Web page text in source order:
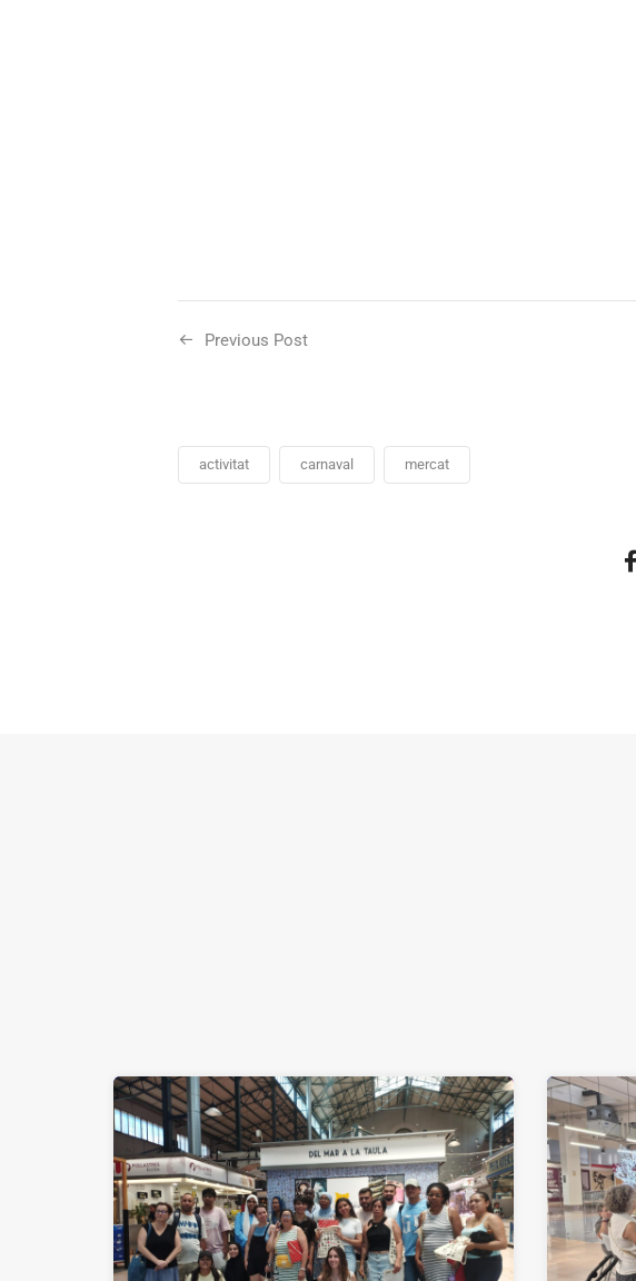
Previous Post
activitat carnaval mercat